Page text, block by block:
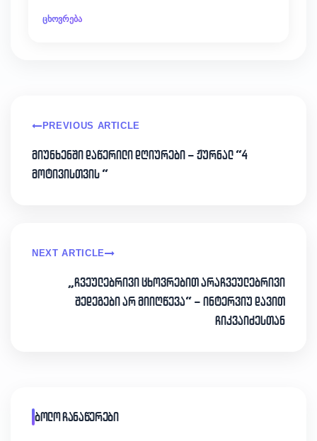
ცხოვრება
PREVIOUS ARTICLE
მიუნხენში დაწერილი დღიურები – ჟურნალ “4
მოტივისთვის “
NEXT ARTICLE
„ჩვეულებრივი ცხოვრებით არაჩვეულებრივი
შედეგები არ მიიღწევა“ – ინტერვიუ დავით
ჩიკვაიძესთან
ბოლო ჩანაწერები